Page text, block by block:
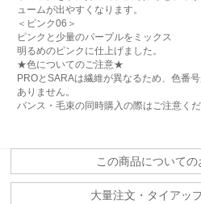
ュームが出やすくなります。
＜ピンク06＞
ピンクと少量のパープルをミックス
明るめのピンクに仕上げました。
★色についてのご注意★
PROとSARAは繊維が異なるため、色番
ありません。
バンス・毛束の同時購入の際はご注意くだ
この商品について
大量注文・タイアッ